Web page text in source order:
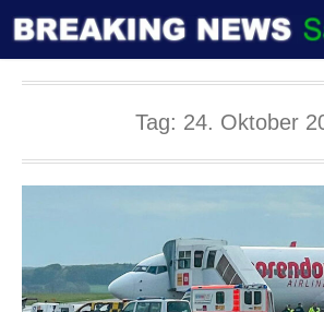
Tag: 24. Oktober